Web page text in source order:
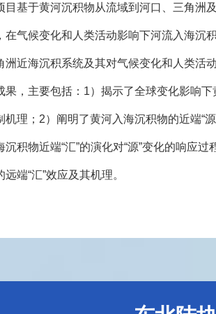
目基于黄河沉积物从流域到河口、三角洲
在气候变化和人类活动影响下河流入海沉
洲近海沉积系统及其对气候变化和人类活
果，主要包括：1）揭示了全球变化影响下
机理；2）阐明了黄河入海沉积物的近端“
沉积物近端“汇”的演化对“源”变化的响应
端“汇”效应及其机理。